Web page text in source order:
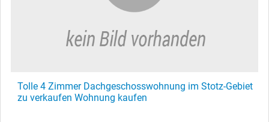
Tolle 4 Zimmer Dachgeschosswohnung im Stotz-Gebiet
zu verkaufen Wohnung kaufen